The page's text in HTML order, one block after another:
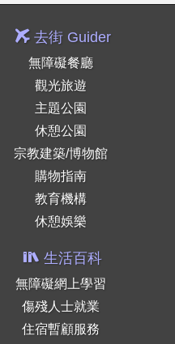
去街 Guider
無障礙餐廳
觀光旅遊
主題公園
休憩公園
宗教建築/博物館
購物指南
教育機構
休憩娛樂
生活百科
無障礙網上學習
傷殘人士就業
住宿暫顧服務